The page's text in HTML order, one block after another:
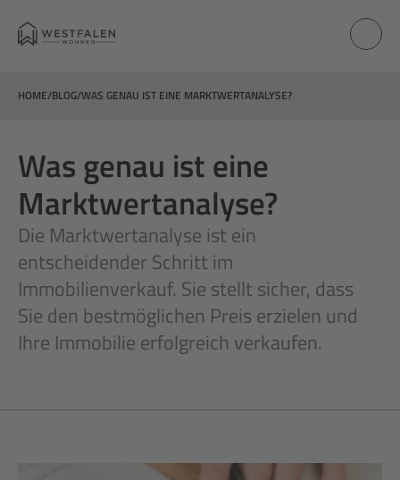
HOME/BLOG/WAS GENAU IST EINE MARKTWERTANALYSE?
Was genau ist eine
Marktwertanalyse?
Die Marktwertanalyse ist ein
entscheidender Schritt im
Immobilienverkauf. Sie stellt sicher, dass
Sie den bestmöglichen Preis erzielen und
Ihre Immobilie erfolgreich verkaufen.